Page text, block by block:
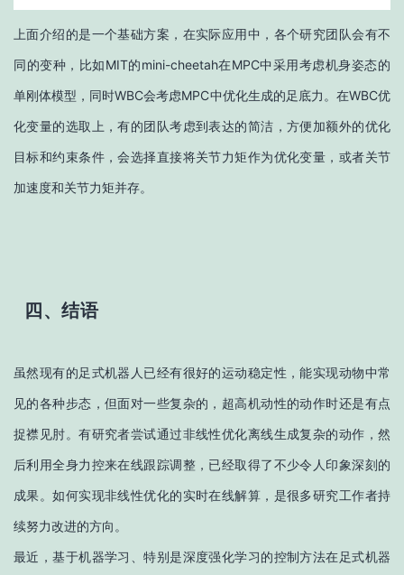
上面介绍的是一个基础方案，在实际应用中，各个研究团队会有不
同的变种，比如MIT的mini-cheetah在MPC中采用考虑机身姿态的
单刚体模型，同时WBC会考虑MPC中优化生成的足底力。在WBC优
化变量的选取上，有的团队考虑到表达的简洁，方便加额外的优化
目标和约束条件，会选择直接将关节力矩作为优化变量，或者关节
加速度和关节力矩并存。
四、结语
虽然现有的足式机器人已经有很好的运动稳定性，能实现动物中常
见的各种步态，但面对一些复杂的，超高机动性的动作时还是有点
捉襟见肘。有研究者尝试通过非线性优化离线生成复杂的动作，然
后利用全身力控来在线跟踪调整，已经取得了不少令人印象深刻的
成果。如何实现非线性优化的实时在线解算，是很多研究工作者持
续努力改进的方向。
最近，基于机器学习、特别是深度强化学习的控制方法在足式机器